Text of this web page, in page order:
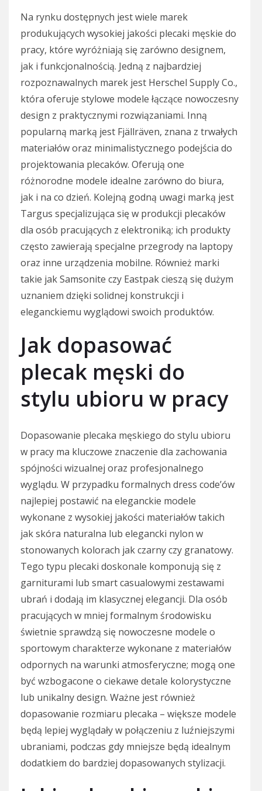
Na rynku dostępnych jest wiele marek
produkujących wysokiej jakości plecaki męskie do
pracy, które wyróżniają się zarówno designem,
jak i funkcjonalnością. Jedną z najbardziej
rozpoznawalnych marek jest Herschel Supply Co.,
która oferuje stylowe modele łączące nowoczesny
design z praktycznymi rozwiązaniami. Inną
popularną marką jest Fjällräven, znana z trwałych
materiałów oraz minimalistycznego podejścia do
projektowania plecaków. Oferują one
różnorodne modele idealne zarówno do biura,
jak i na co dzień. Kolejną godną uwagi marką jest
Targus specjalizująca się w produkcji plecaków
dla osób pracujących z elektroniką; ich produkty
często zawierają specjalne przegrody na laptopy
oraz inne urządzenia mobilne. Również marki
takie jak Samsonite czy Eastpak cieszą się dużym
uznaniem dzięki solidnej konstrukcji i
eleganckiemu wyglądowi swoich produktów.
Jak dopasować
plecak męski do
stylu ubioru w pracy
Dopasowanie plecaka męskiego do stylu ubioru
w pracy ma kluczowe znaczenie dla zachowania
spójności wizualnej oraz profesjonalnego
wyglądu. W przypadku formalnych dress code’ów
najlepiej postawić na eleganckie modele
wykonane z wysokiej jakości materiałów takich
jak skóra naturalna lub elegancki nylon w
stonowanych kolorach jak czarny czy granatowy.
Tego typu plecaki doskonale komponują się z
garniturami lub smart casualowymi zestawami
ubrań i dodają im klasycznej elegancji. Dla osób
pracujących w mniej formalnym środowisku
świetnie sprawdzą się nowoczesne modele o
sportowym charakterze wykonane z materiałów
odpornych na warunki atmosferyczne; mogą one
być wzbogacone o ciekawe detale kolorystyczne
lub unikalny design. Ważne jest również
dopasowanie rozmiaru plecaka – większe modele
będą lepiej wyglądały w połączeniu z luźniejszymi
ubraniami, podczas gdy mniejsze będą idealnym
dodatkiem do bardziej dopasowanych stylizacji.